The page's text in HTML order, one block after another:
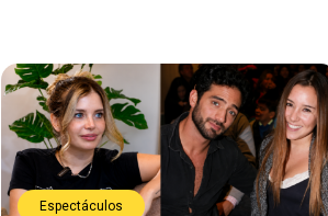
Espectáculos